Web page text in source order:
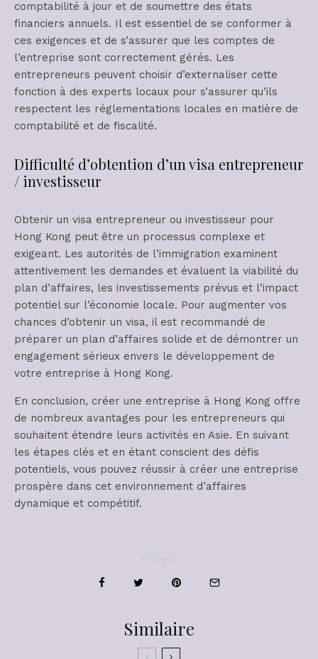
comptabilité à jour et de soumettre des états
financiers annuels. Il est essentiel de se conformer à
ces exigences et de s’assurer que les comptes de
l’entreprise sont correctement gérés. Les
entrepreneurs peuvent choisir d’externaliser cette
fonction à des experts locaux pour s’assurer qu’ils
respectent les réglementations locales en matière de
comptabilité et de fiscalité.
Difficulté d’obtention d’un visa entrepreneur
/ investisseur
Obtenir un visa entrepreneur ou investisseur pour
Hong Kong peut être un processus complexe et
exigeant. Les autorités de l’immigration examinent
attentivement les demandes et évaluent la viabilité du
plan d’affaires, les investissements prévus et l’impact
potentiel sur l’économie locale. Pour augmenter vos
chances d’obtenir un visa, il est recommandé de
préparer un plan d’affaires solide et de démontrer un
engagement sérieux envers le développement de
votre entreprise à Hong Kong.
En conclusion, créer une entreprise à Hong Kong offre
de nombreux avantages pour les entrepreneurs qui
souhaitent étendre leurs activités en Asie. En suivant
les étapes clés et en étant conscient des défis
potentiels, vous pouvez réussir à créer une entreprise
prospère dans cet environnement d’affaires
dynamique et compétitif.
Similaire